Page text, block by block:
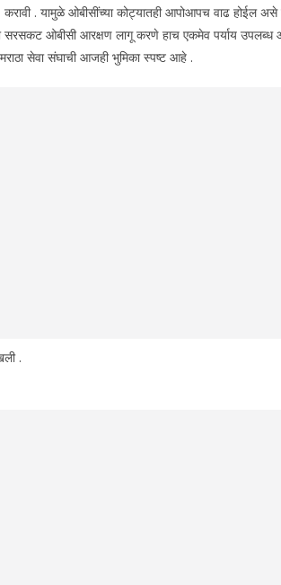
. यामुळे ओबीसींच्या कोट्यातही आपोआपच वाढ होईल असे
सरसकट ओबीसी आरक्षण लागू करणे हाच एकमेव पर्याय उपलब्ध
सेवा संघाची आजही भुमिका स्पष्ट आहे .
.